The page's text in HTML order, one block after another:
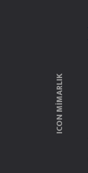
ICON MİMARLIK